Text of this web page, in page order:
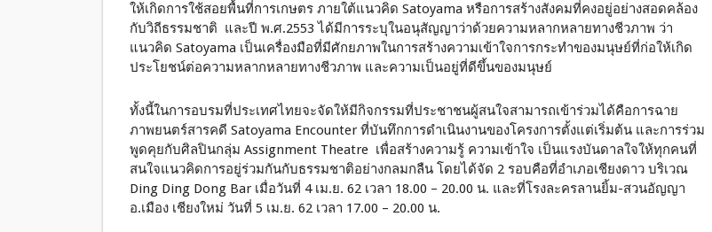
ให้เกิดการใช้สอยพื้นที่การเกษตร ภายใต้แนวคิด Satoyama หรือการสร้างสังคมที่คงอยู่อย่างสอดคล้อง
กับวิถีธรรมชาติ และปี พ.ศ.2553 ได้มีการระบุในอนุสัญญาว่าด้วยความหลากหลายทางชีวภาพ ว่า
แนวคิด Satoyama เป็นเครื่องมือที่มีศักยภาพในการสร้างความเข้าใจการกระทำของมนุษย์ที่ก่อให้เกิด
ประโยชน์ต่อความหลากหลายทางชีวภาพ และความเป็นอยู่ที่ดีขึ้นของมนุษย์
ทั้งนี้ในการอบรมที่ประเทศไทยจะจัดให้มีกิจกรรมที่ประชาชนผู้สนใจสามารถเข้าร่วมได้คือการฉาย
ภาพยนตร์สารคดี Satoyama Encounter ที่บันทึกการดำเนินงานของโครงการตั้งแต่เริ่มต้น และการร่วม
พูดคุยกับศิลปินกลุ่ม Assignment Theatre เพื่อสร้างความรู้ ความเข้าใจ เป็นแรงบันดาลใจให้ทุกคนที่
สนใจแนวคิดการอยู่ร่วมกันกับธรรมชาติอย่างกลมกลืน โดยได้จัด 2 รอบคือที่อำเภอเชียงดาว บริเวณ
Ding Ding Dong Bar เมื่อวันที่ 4 เม.ย. 62 เวลา 18.00 – 20.00 น. และที่โรงละครลานยิ้ม-สวนอัญญา
อ.เมือง เชียงใหม่ วันที่ 5 เม.ย. 62 เวลา 17.00 – 20.00 น.